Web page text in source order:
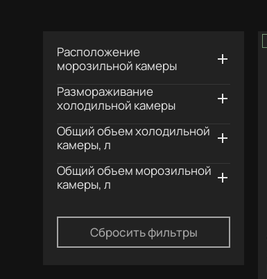
Расположение
морозильной камеры
Размораживание
холодильной камеры
Общий объем холодильной
камеры, л
Общий объем морозильной
камеры, л
Сбросить фильтры